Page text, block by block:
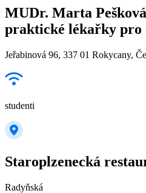
MUDr. Marta
praktické lékařky pro
Jeřabinová 96, 337 01 Rokycany,
studenti
Staroplzenecká
Radyňská